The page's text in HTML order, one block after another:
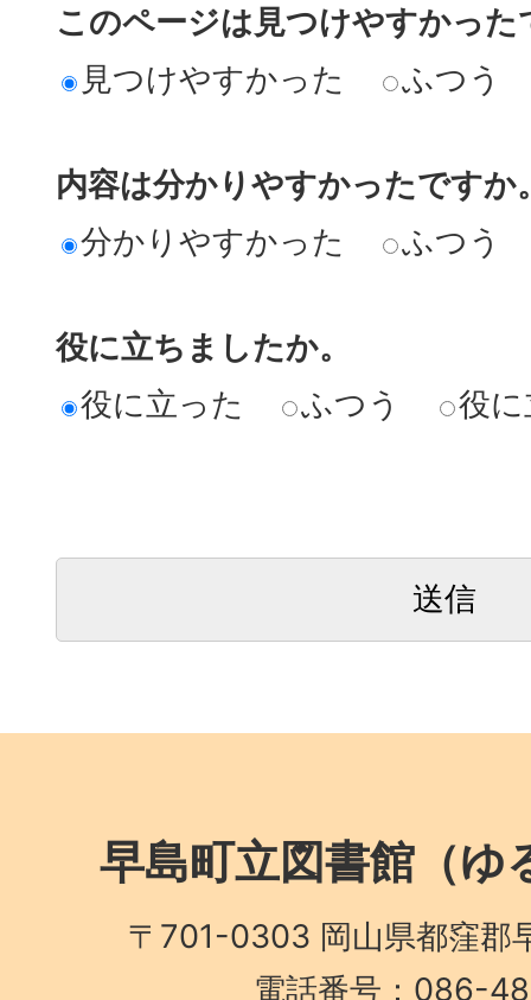
このページは見つけやすかった
見つけやすかった
ふつう
内容は分かりやすかったですか
分かりやすかった
ふつう
役に立ちましたか。
役に立った
ふつう 役
早島町立図書館（ゆ
〒701-0303 岡山県都窪郡
電話番号：086-